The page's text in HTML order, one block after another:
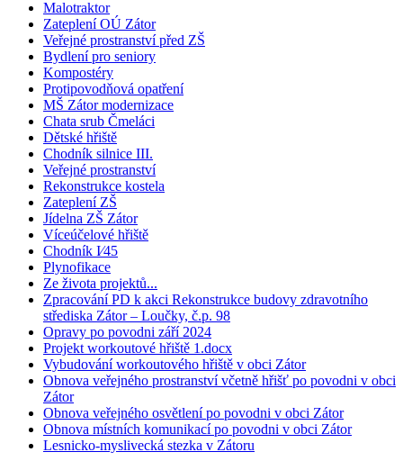
Malotraktor
Zateplení OÚ Zátor
Veřejné prostranství před ZŠ
Bydlení pro seniory
Kompostéry
Protipovodňová opatření
MŠ Zátor modernizace
Chata srub Čmeláci
Dětské hřiště
Chodník silnice III.
Veřejné prostranství
Rekonstrukce kostela
Zateplení ZŠ
Jídelna ZŠ Zátor
Víceúčelové hřiště
Chodník I⁄45
Plynofikace
Ze života projektů...
Zpracování PD k akci Rekonstrukce budovy zdravotního
střediska Zátor – Loučky, č.p. 98
Opravy po povodni září 2024
Projekt workoutové hřiště 1.docx
Vybudování workoutového hřiště v obci Zátor
Obnova veřejného prostranství včetně hřišť po povodni v obci
Zátor
Obnova veřejného osvětlení po povodni v obci Zátor
Obnova místních komunikací po povodni v obci Zátor
Lesnicko-myslivecká stezka v Zátoru